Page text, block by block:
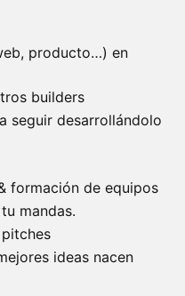
producto…) en
builders
seguir desarrollándolo
formación de equipos
mandas.
ideas nacen